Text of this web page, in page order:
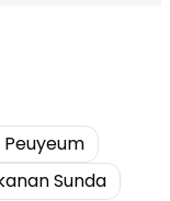
Sunda